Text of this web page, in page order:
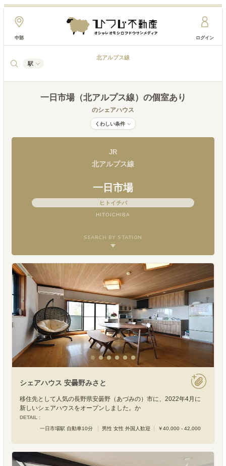
中部 ログイン
駅
北アルプス線
一日市場（北アルプス線） の個室あり
のシェアハウス
くわしい条件
JR
北アルプス線
一日市場
ヒトイチバ
HITOICHIBA
SEARCH BY STATION
シェアハウス 安曇野みさと
移住先として人気の長野県安曇野（あづみの）市に、2022年4月に
新しいシェアハウスをオープンしました。か
DETAIL :
一日市場駅 自動車10分
男性 女性 外国人歓迎 ￥40,000 - 42,000